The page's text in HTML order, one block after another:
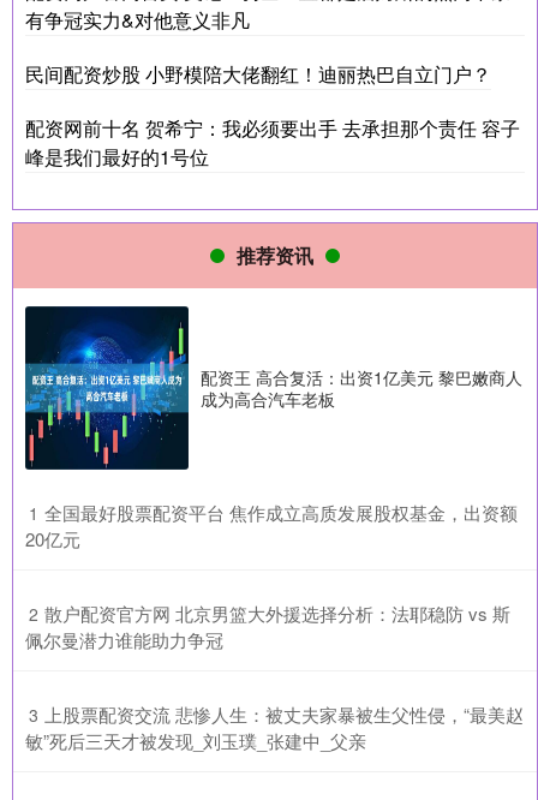
有争冠实力&对他意义非凡
民间配资炒股 小野模陪大佬翻红！迪丽热巴自立门户？
配资网前十名 贺希宁：我必须要出手 去承担那个责任 容子
峰是我们最好的1号位
推荐资讯
配资王 高合复活：出资1亿美元 黎巴嫩商人
成为高合汽车老板
1 ​全国最好股票配资平台 焦作成立高质发展股权基金，出资额
20亿元
2 ​散户配资官方网 北京男篮大外援选择分析：法耶稳防 vs 斯
佩尔曼潜力谁能助力争冠
3 ​上股票配资交流 悲惨人生：被丈夫家暴被生父性侵，“最美赵
敏”死后三天才被发现_刘玉璞_张建中_父亲